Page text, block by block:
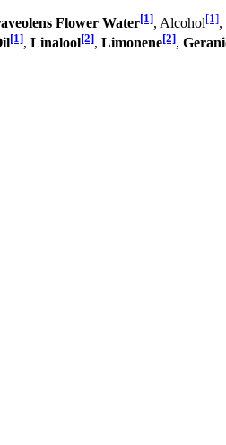
Flower Water[1], Alcohol[1],
[1], Linalool[2], Limonene[2],